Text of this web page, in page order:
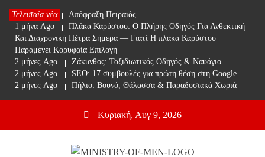
Skip
content
Τελευταία νέα
1 μήνα Ago
Απόφραξη Πειραιάς
1 μήνα Ago
Πλάκα Καρύστου: Ο Πλήρης Οδηγός Για Ανθεκτική
Και Διαχρονική Πέτρα Σήμερα — Γιατί Η πλάκα Καρύστου
Παραμένει Κορυφαία Επιλογή
2 μήνες Ago
Ζάκυνθος: Ταξιδιωτικός Οδηγός & Ναυάγιο
2 μήνες Ago
SEO: 17 συμβουλές για πρώτη θέση στη Google
2 μήνες Ago
Πήλιο: Βουνό, Θάλασσα & Παραδοσιακά Χωριά
Κυριακή, Αυγ 9, 2026